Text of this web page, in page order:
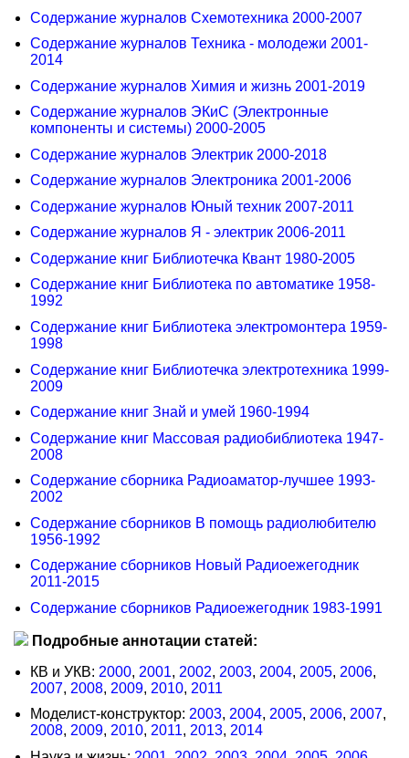
Содержание журналов Схемотехника 2000-2007
Содержание журналов Техника - молодежи 2001-
2014
Содержание журналов Химия и жизнь 2001-2019
Содержание журналов ЭКиС (Электронные
компоненты и системы) 2000-2005
Содержание журналов Электрик 2000-2018
Содержание журналов Электроника 2001-2006
Содержание журналов Юный техник 2007-2011
Содержание журналов Я - электрик 2006-2011
Содержание книг Библиотечка Квант 1980-2005
Содержание книг Библиотека по автоматике 1958-
1992
Содержание книг Библиотека электромонтера 1959-
1998
Содержание книг Библиотечка электротехника 1999-
2009
Содержание книг Знай и умей 1960-1994
Содержание книг Массовая радиобиблиотека 1947-
2008
Содержание сборника Радиоаматор-лучшее 1993-
2002
Содержание сборников В помощь радиолюбителю
1956-1992
Содержание сборников Новый Радиоежегодник
2011-2015
Содержание сборников Радиоежегодник 1983-1991
Подробные аннотации статей:
КВ и УКВ: 2000, 2001, 2002, 2003, 2004, 2005, 2006,
2007, 2008, 2009, 2010, 2011
Моделист-конструктор: 2003, 2004, 2005, 2006, 2007,
2008, 2009, 2010, 2011, 2013, 2014